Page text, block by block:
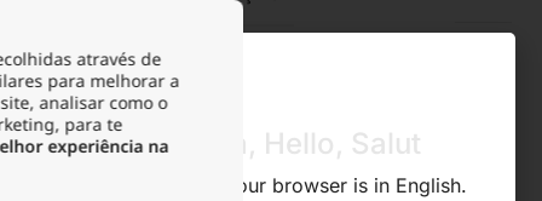
RESISTENTE À TRANSPIRAÇÃO
ACONDICIONAMENTO Bolsa de veludo
através de
para melhorar a
analisar como o
para te
experiência naOlá, Hola, Hello, Salut
We noticed that your browser is in English.